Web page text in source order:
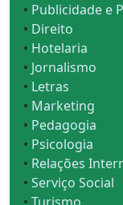
• Publicidade e
• Direito
• Hotelaria
• Jornalismo
• Letras
• Marketing
• Pedagogia
• Psicologia
• Relações
• Serviço Social